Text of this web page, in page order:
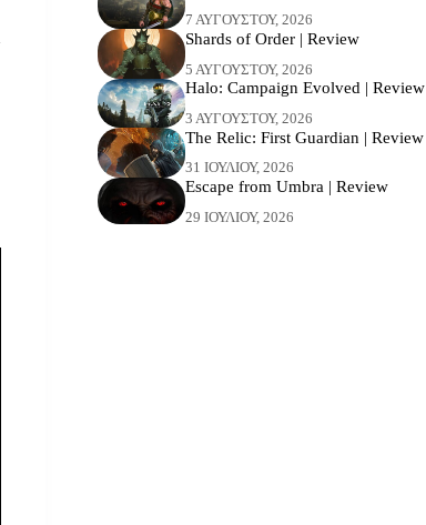
7 ΑΥΓΟΎΣΤΟΥ, 2026
Shards of Order | Review
5 ΑΥΓΟΎΣΤΟΥ, 2026
Halo: Campaign Evolved | Review
3 ΑΥΓΟΎΣΤΟΥ, 2026
The Relic: First Guardian | Review
31 ΙΟΥΛΊΟΥ, 2026
Escape from Umbra | Review
29 ΙΟΥΛΊΟΥ, 2026